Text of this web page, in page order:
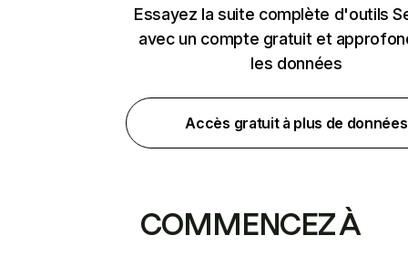
Essayez la suite complète d'outils
avec un compte gratuit et
les données
Accès gratuit à plus de données
COMMENCEZ À